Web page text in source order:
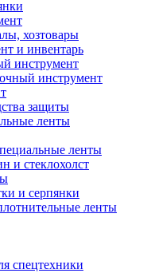
хозтовары
и инвентарь
инструмент
инструмент
защиты
ленты
ленты
и стеклохолст
и серпянки
ленты
спецтехники